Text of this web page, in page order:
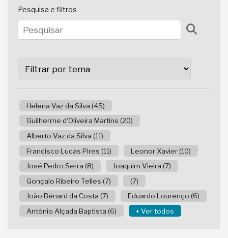
Pesquisa e filtros
Helena Vaz da Silva (45)
Guilherme d'Oliveira Martins (20)
Alberto Vaz da Silva (11)
Francisco Lucas Pires (11)
Leonor Xavier (10)
José Pedro Serra (8)
Joaquim Vieira (7)
Gonçalo Ribeiro Telles (7)
(7)
João Bénard da Costa (7)
Eduardo Lourenço (6)
António Alçada Baptista (6)
+ Ver todos